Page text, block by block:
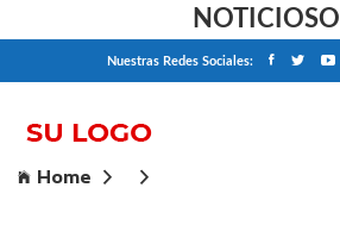
NOTICIOSO
Nuestras Redes Sociales:
Home